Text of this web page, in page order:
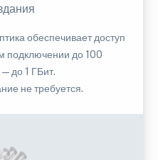
обеспечивает доступ
подключении до 100
до 1 ГБит.
не требуется.